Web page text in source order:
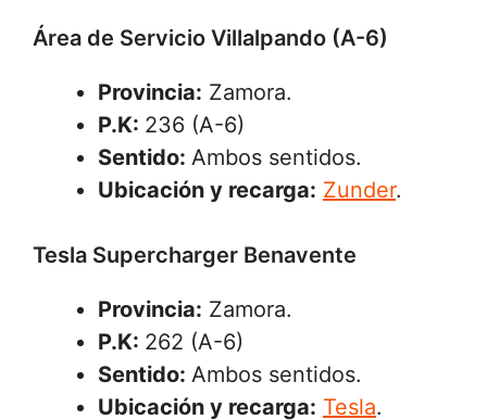
Área de Servicio Villalpando (A-6)
Provincia: Zamora.
P.K: 236 (A-6)
Sentido: Ambos sentidos.
Ubicación y recarga: Zunder.
Tesla Supercharger Benavente
Provincia: Zamora.
P.K: 262 (A-6)
Sentido: Ambos sentidos.
Ubicación y recarga: Tesla.